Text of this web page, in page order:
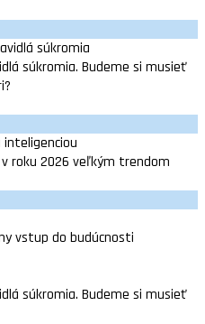
súkromia. Budeme si musieť
roku 2026 veľkým trendom
vstup do budúcnosti
súkromia. Budeme si musieť